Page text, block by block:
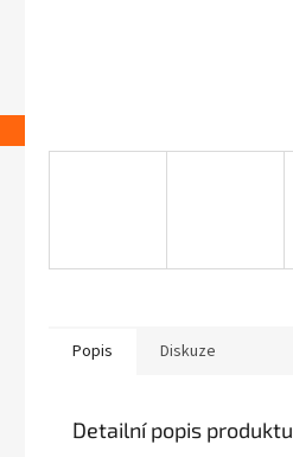
Popis Diskuze
Detailní popis produktu